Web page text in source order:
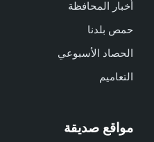
أخبار المحافظة
حمص بلدنا
الحصاد الأسبوعي
التعاميم
مواقع صديقة